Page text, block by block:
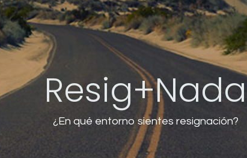
Resig+Nada
¿En qué entorno sientes resignación?